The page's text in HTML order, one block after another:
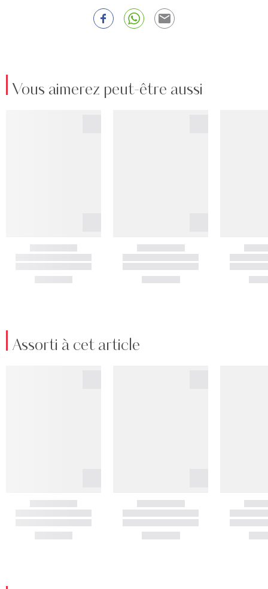
Vous aimerez peut-être aussi
Assorti à cet article